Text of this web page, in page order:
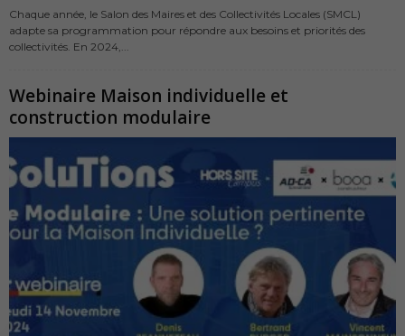
Chaque année, le Salon des Maires et des Collectivités Locales (SMCL)
adapte sa programmation pour répondre aux besoins et priorités des
collectivités. En 2024,...
Webinaire Maison individuelle et
construction modulaire